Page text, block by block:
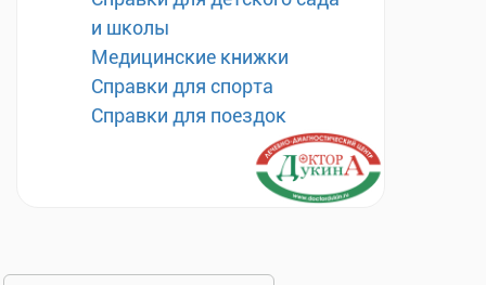
и школы
Медицинские книжки
Справки для спорта
Справки для поездок